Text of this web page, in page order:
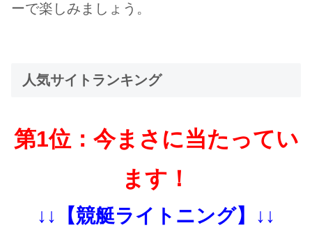
ーで楽しみましょう。
人気サイトランキング
第1位：今まさに当たってい
ます！
↓↓【競艇ライトニング】↓↓